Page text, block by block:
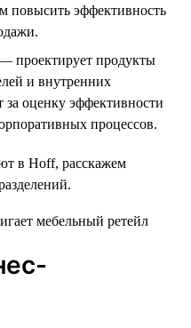
повысить эффективность
проектирует продукты
и внутренних
за оценку эффективности
процессов.
в Hoff, расскажем